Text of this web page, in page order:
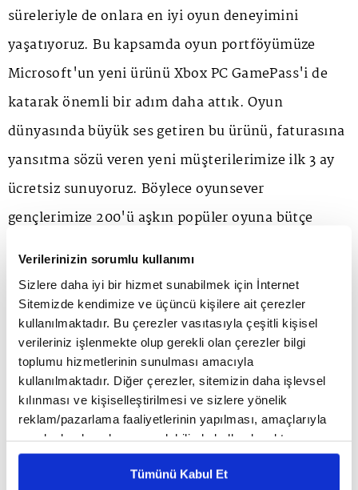
Verilerinizin sorumlu kullanımı
Sizlere daha iyi bir hizmet sunabilmek için İnternet
Sitemizde kendimize ve üçüncü kişilere ait çerezler
kullanılmaktadır. Bu çerezler vasıtasıyla çeşitli kişisel
verileriniz işlenmekte olup gerekli olan çerezler bilgi
toplumu hizmetlerinin sunulması amacıyla
kullanılmaktadır. Diğer çerezler, sitemizin daha işlevsel
kılınması ve kişiselleştirilmesi ve sizlere yönelik
reklam/pazarlama faaliyetlerinin yapılması, amaçlarıyla
sınırlı olarak açık rızanız dahilinde kullanılacaktır.
Çerezlere ilişkin tercihlerinizi çerez paneli vasıtasıyla
belirleyebilirsiniz. Çerezlere ilişkin detaylı bilgi için
Tümünü Kabul Et
süreleriyle de onlara en iyi oyun deneyimini
yaşatıyoruz. Bu kapsamda oyun portföyümüze
Microsoft'un yeni ürünü Xbox PC GamePass'i de
katarak önemli bir adım daha attık. Oyun
dünyasında büyük ses getiren bu ürünü, faturasına
yansıtma sözü veren yeni müşterilerimize ilk 3 ay
ücretsiz sunuyoruz. Böylece oyunsever
gençlerimize 200'ü aşkın popüler oyuna bütçe
dünyasını 360 derece sahiplenen bir marka olarak,
bu ekosistemi güçlendirecek ve herkes için fayda
sağlayacak adımlar atmaya devam edeceğiz" dedi.
Microsoft Türkiye, İsrail ve Güney Afrika
Pazarlarından Sorumlu Satış Direktörü Özge
Bozkurt Doyuran ise "Microsoft olarak, oyun
dünyasına yatırım yapmaya ve oyuncu